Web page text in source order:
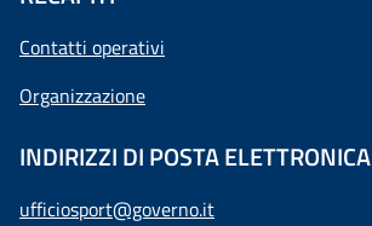
Contatti operativi
Organizzazione
INDIRIZZI DI POSTA ELETTRONICA
ufficiosport@governo.it